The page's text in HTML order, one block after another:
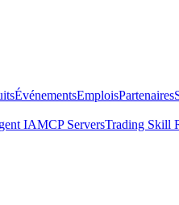
ÉvénementsEmploisPartenaires
IAMCP ServersTrading Skill